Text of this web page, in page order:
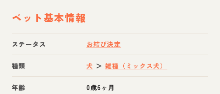
ペット基本情報
ステータス お結び決定
種類 犬 ＞雑種（ミックス犬）
年齢 0歳6ヶ月